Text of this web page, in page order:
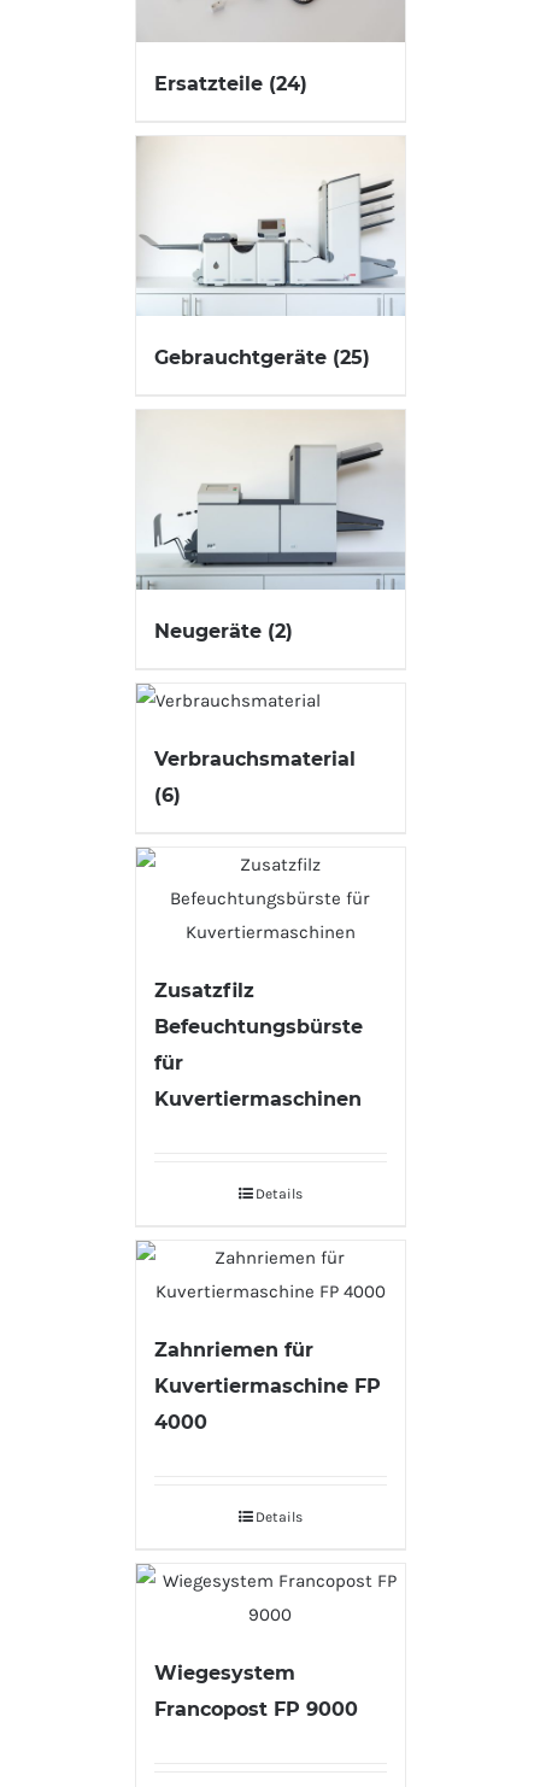
Ersatzteile (24)
Gebrauchtgeräte (25)
Neugeräte (2)
Verbrauchsmaterial
(6)
Zusatzfilz
Befeuchtungsbürste
für
Kuvertiermaschinen
Details
Zahnriemen für
Kuvertiermaschine FP
4000
Details
Wiegesystem
Francopost FP 9000